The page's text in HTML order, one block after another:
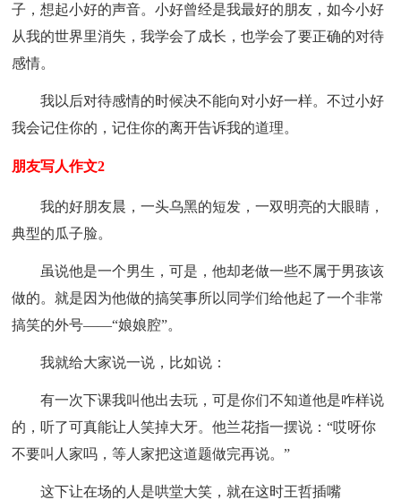
子，想起小好的声音。小好曾经是我最好的朋友，如今小好
从我的世界里消失，我学会了成长，也学会了要正确的对待
感情。
我以后对待感情的时候决不能向对小好一样。不过小好
我会记住你的，记住你的离开告诉我的道理。
朋友写人作文2
我的好朋友晨，一头乌黑的短发，一双明亮的大眼睛，
典型的瓜子脸。
虽说他是一个男生，可是，他却老做一些不属于男孩该
做的。就是因为他做的搞笑事所以同学们给他起了一个非常
搞笑的外号——“娘娘腔”。
我就给大家说一说，比如说：
有一次下课我叫他出去玩，可是你们不知道他是咋样说
的，听了可真能让人笑掉大牙。他兰花指一摆说：“哎呀你
不要叫人家吗，等人家把这道题做完再说。”
这下让在场的人是哄堂大笑，就在这时王哲插嘴